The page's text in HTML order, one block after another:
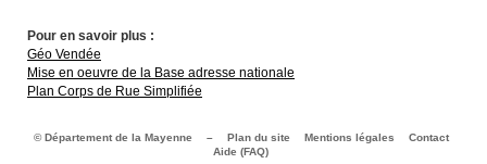
Pour en savoir plus :
Géo Vendée
Mise en oeuvre de la Base adresse nationale
Plan Corps de Rue Simplifiée
© Département de la Mayenne – Plan du site Mentions légales
Contact
Aide (FAQ)